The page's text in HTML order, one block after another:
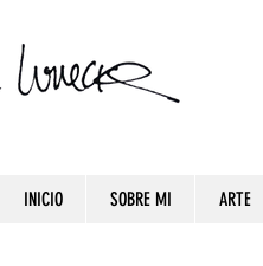
INICIO SOBRE MI ARTE